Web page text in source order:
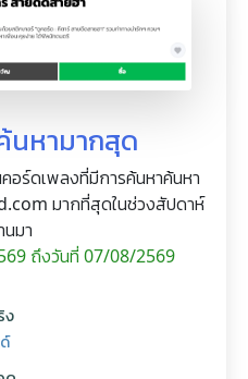
นหามากสุด
อร์ดเพลงที่มีการค้นหาค้นหา
มากที่สุดในช่วงสัปดาห์
มา
ถึงวันที่ 07/08/2569
ง